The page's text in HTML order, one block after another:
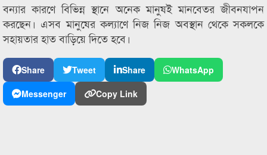
বন্যার কারণে বিভিন্ন স্থানে অনেক মানুষই মানবেতর জীবনযাপন
করছেন। এসব মানুষের কল্যাণে নিজ নিজ অবস্থান থেকে সকলকে
সহায়তার হাত বাড়িয়ে দিতে হবে।
Share Tweet Share
WhatsApp
Messenger
Copy Link